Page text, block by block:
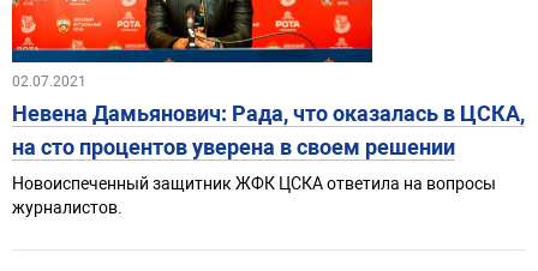
02.07.2021
Невена Дамьянович: Рада, что оказалась в ЦСКА,
на сто процентов уверена в своем решении
Новоиспеченный защитник ЖФК ЦСКА ответила на вопросы
журналистов.